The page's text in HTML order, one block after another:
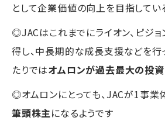
として企業価値の向上を目指してい
◎JACはこれまでにライオン、ピジョ
得し、中長期的な成長支援などを行
たりではオムロンが過去最大の投資
◎オムロンにとっても、JACが1事業
筆頭株主になるようです